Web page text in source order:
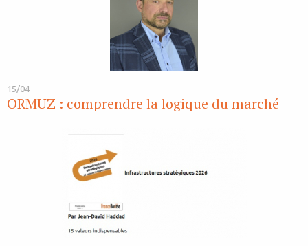
15/04
ORMUZ : comprendre la logique du marché